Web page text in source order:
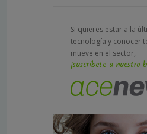
Si quieres estar a la
tecnología y conocer
mueve en el sector,
¡suscríbete a nuestro